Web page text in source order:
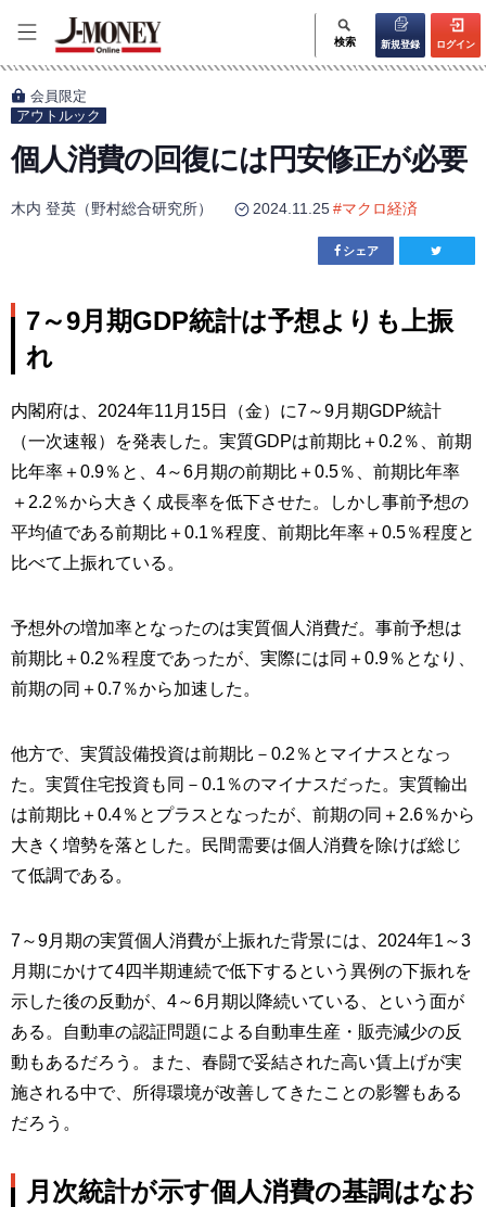
検索 新規登録 ログイン
会員限定
アウトルック
個人消費の回復には円安修正が必要
木内 登英（野村総合研究所） 2024.11.25#マクロ経済
シェア
7～9月期GDP統計は予想よりも上振
れ
内閣府は、2024年11月15日（金）に7～9月期GDP統計
（一次速報）を発表した。実質GDPは前期比＋0.2％、前期
比年率＋0.9％と、4～6月期の前期比＋0.5％、前期比年率
＋2.2％から大きく成長率を低下させた。しかし事前予想の
平均値である前期比＋0.1％程度、前期比年率＋0.5％程度と
比べて上振れている。
予想外の増加率となったのは実質個人消費だ。事前予想は
前期比＋0.2％程度であったが、実際には同＋0.9％となり、
前期の同＋0.7％から加速した。
他方で、実質設備投資は前期比－0.2％とマイナスとなっ
た。実質住宅投資も同－0.1％のマイナスだった。実質輸出
は前期比＋0.4％とプラスとなったが、前期の同＋2.6％から
大きく増勢を落とした。民間需要は個人消費を除けば総じ
て低調である。
7～9月期の実質個人消費が上振れた背景には、2024年1～3
月期にかけて4四半期連続で低下するという異例の下振れを
示した後の反動が、4～6月期以降続いている、という面が
ある。自動車の認証問題による自動車生産・販売減少の反
動もあるだろう。また、春闘で妥結された高い賃上げが実
施される中で、所得環境が改善してきたことの影響もある
だろう。
月次統計が示す個人消費の基調はなお